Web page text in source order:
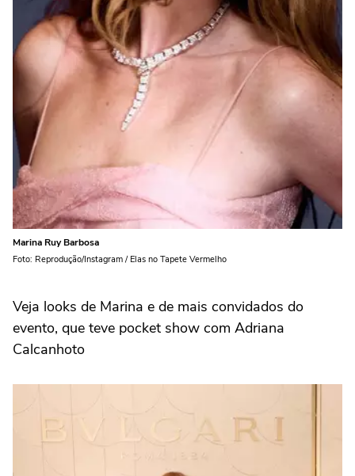
Marina Ruy Barbosa
Foto: Reprodução/Instagram / Elas no Tapete Vermelho
Veja looks de Marina e de mais convidados do
evento, que teve pocket show com Adriana
Calcanhoto